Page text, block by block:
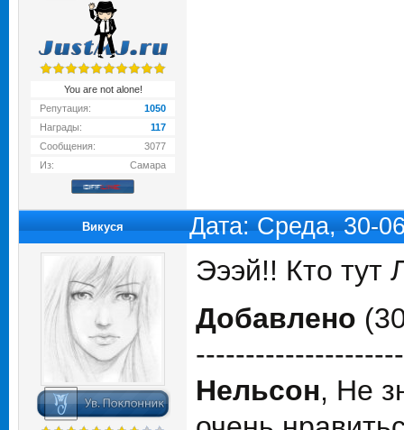
You are not alone!
Репутация:
1050
Награды:
117
Сообщения:
3077
Из:
Самара
Викуся Дата: Среда, 30-
Эээй!! Кто тут
Добавлено
Нельсон, Не